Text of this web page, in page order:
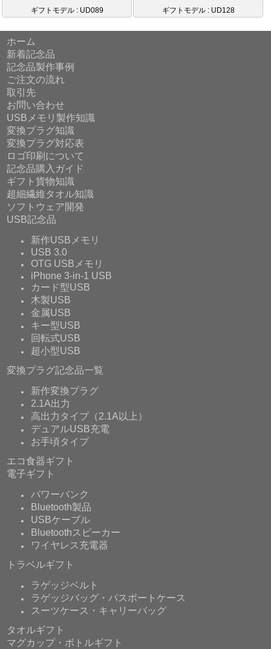
ギフトモデル : UD089
ギフトモデル : UD128
ホーム
新着記念品
記念品製作事例
ご注文の流れ
取引先
お問い合わせ
USBメモリ製作知識
変換プラグ知識
変換プラグ対応表
ロゴ印刷について
記念品購入ガイド
ギフト貨物知識
超細繊維タオル知識
ソフトウェア開発
USB記念品
新作USBメモリ
USB 3.0
OTG USBメモリ
iPhone 3-in-1 USB
カード型USB
木製USB
金属USB
キー型USB
回転式USB
超小型USB
変換プラグ記念品一覧
新作変換プラグ
2.1A出力
高出力タイプ（2.1A以上）
デュアルUSB充電
お手頃タイプ
エコ食器ギフト
電子ギフト
パワーバンク
Bluetooth製品
USBケーブル
Bluetoothスピーカー
ワイヤレス充電器
トラベルギフト
ラゲッジベルト
ラゲッジバッグ・パスポートケース
スーツケース・キャリーバッグ
タオルギフト
マグカップ・ボトルギフト